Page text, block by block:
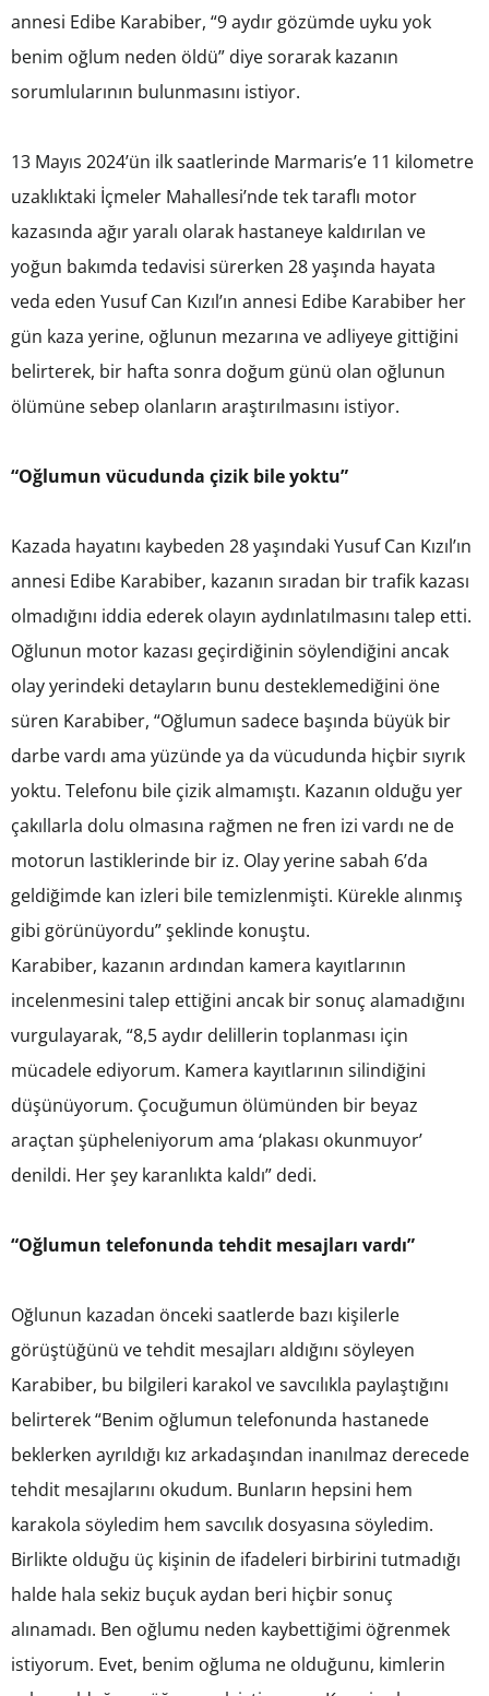
annesi Edibe Karabiber, “9 aydır gözümde uyku yok
benim oğlum neden öldü” diye sorarak kazanın
sorumlularının bulunmasını istiyor.
13 Mayıs 2024’ün ilk saatlerinde Marmaris’e 11 kilometre
uzaklıktaki İçmeler Mahallesi’nde tek taraflı motor
kazasında ağır yaralı olarak hastaneye kaldırılan ve
yoğun bakımda tedavisi sürerken 28 yaşında hayata
veda eden Yusuf Can Kızıl’ın annesi Edibe Karabiber her
gün kaza yerine, oğlunun mezarına ve adliyeye gittiğini
belirterek, bir hafta sonra doğum günü olan oğlunun
ölümüne sebep olanların araştırılmasını istiyor.
“Oğlumun vücudunda çizik bile yoktu”
Kazada hayatını kaybeden 28 yaşındaki Yusuf Can Kızıl’ın
annesi Edibe Karabiber, kazanın sıradan bir trafik kazası
olmadığını iddia ederek olayın aydınlatılmasını talep etti.
Oğlunun motor kazası geçirdiğinin söylendiğini ancak
olay yerindeki detayların bunu desteklemediğini öne
süren Karabiber, “Oğlumun sadece başında büyük bir
darbe vardı ama yüzünde ya da vücudunda hiçbir sıyrık
yoktu. Telefonu bile çizik almamıştı. Kazanın olduğu yer
çakıllarla dolu olmasına rağmen ne fren izi vardı ne de
motorun lastiklerinde bir iz. Olay yerine sabah 6’da
geldiğimde kan izleri bile temizlenmişti. Kürekle alınmış
gibi görünüyordu” şeklinde konuştu.
Karabiber, kazanın ardından kamera kayıtlarının
incelenmesini talep ettiğini ancak bir sonuç alamadığını
vurgulayarak, “8,5 aydır delillerin toplanması için
mücadele ediyorum. Kamera kayıtlarının silindiğini
düşünüyorum. Çocuğumun ölümünden bir beyaz
araçtan şüpheleniyorum ama ‘plakası okunmuyor’
denildi. Her şey karanlıkta kaldı” dedi.
“Oğlumun telefonunda tehdit mesajları vardı”
Oğlunun kazadan önceki saatlerde bazı kişilerle
görüştüğünü ve tehdit mesajları aldığını söyleyen
Karabiber, bu bilgileri karakol ve savcılıkla paylaştığını
belirterek “Benim oğlumun telefonunda hastanede
beklerken ayrıldığı kız arkadaşından inanılmaz derecede
tehdit mesajlarını okudum. Bunların hepsini hem
karakola söyledim hem savcılık dosyasına söyledim.
Birlikte olduğu üç kişinin de ifadeleri birbirini tutmadığı
halde hala sekiz buçuk aydan beri hiçbir sonuç
alınamadı. Ben oğlumu neden kaybettiğimi öğrenmek
istiyorum. Evet, benim oğluma ne olduğunu, kimlerin